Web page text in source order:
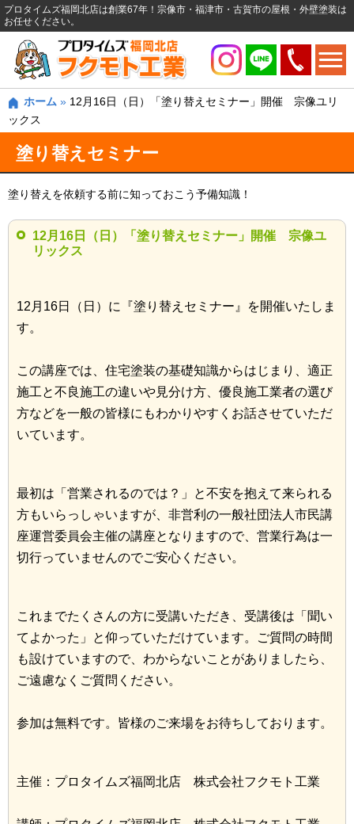
プロタイムズ福岡北店は創業67年！宗像市・福津市・古賀市の屋根・外壁塗装は
お任せください。
ホーム » 12月16日（日）「塗り替えセミナー」開催 宗像ユリ
ックス
塗り替えセミナー
塗り替えを依頼する前に知っておこう予備知識！
12月16日（日）「塗り替えセミナー」開催 宗像ユ
リックス
12月16日（日）に『塗り替えセミナー』を開催いたしま
す。
この講座では、住宅塗装の基礎知識からはじまり、適正
施工と不良施工の違いや見分け方、優良施工業者の選び
方などを一般の皆様にもわかりやすくお話させていただ
いています。
最初は「営業されるのでは？」と不安を抱えて来られる
方もいらっしゃいますが、非営利の一般社団法人市民講
座運営委員会主催の講座となりますので、営業行為は一
切行っていませんのでご安心ください。
これまでたくさんの方に受講いただき、受講後は「聞い
てよかった」と仰っていただけています。ご質問の時間
も設けていますので、わからないことがありましたら、
ご遠慮なくご質問ください。
参加は無料です。皆様のご来場をお待ちしております。
主催：プロタイムズ福岡北店 株式会社フクモト工業